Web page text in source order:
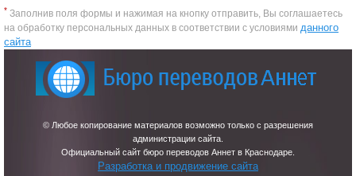
* Заполнив поля формы и нажимая на кнопку отправить, Вы соглашаетесь
на обработку персональных данных в соответствии с условиями данного
сайта
© Любое копирование материалов возможно только с разрешения
администрации сайта.
Официальный сайт бюро переводов Аннет в Краснодаре.
Разработка и продвижение сайта